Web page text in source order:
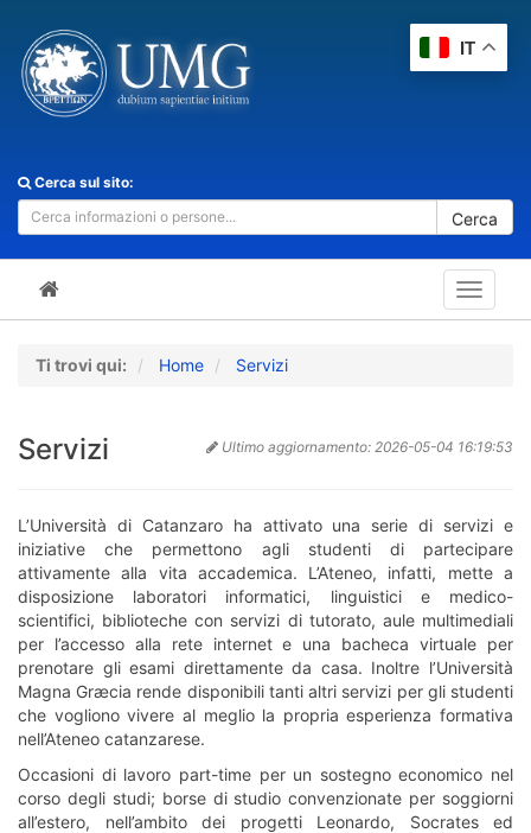
Cerca sul sito:
Cerca
Toggle
Ti trovi qui: Home Servizi
Ultimo aggiornamento: 2026-05-04 16:19:53
Servizi
L’Università di Catanzaro ha attivato una serie di servizi e
iniziative che permettono agli studenti di partecipare
attivamente alla vita accademica. L’Ateneo, infatti, mette a
disposizione laboratori informatici, linguistici e medico-
scientifici, biblioteche con servizi di tutorato, aule multimediali
per l’accesso alla rete internet e una bacheca virtuale per
prenotare gli esami direttamente da casa. Inoltre l’Università
Magna Græcia rende disponibili tanti altri servizi per gli studenti
che vogliono vivere al meglio la propria esperienza formativa
nell’Ateneo catanzarese.
Occasioni di lavoro part-time per un sostegno economico nel
corso degli studi; borse di studio convenzionate per soggiorni
all’estero, nell’ambito dei progetti Leonardo, Socrates ed
IT